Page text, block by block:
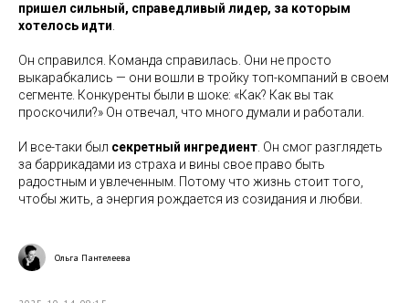
пришел сильный, справедливый лидер, за которым
хотелось идти
Он справился. Команда справилась. Они не просто
выкарабкались — они вошли в тройку топ-компаний в своем
сегменте. Конкуренты были в шоке: «Как? Как вы так
проскочили?» Он отвечал, что много думали и работали.
И все-таки был секретный ингредиент . Он смог разглядеть
за баррикадами из страха и вины свое право быть
радостным и увлеченным. Потому что жизнь стоит того,
чтобы жить, а энергия рождается из созидания и любви.
Ольга Пантелеева